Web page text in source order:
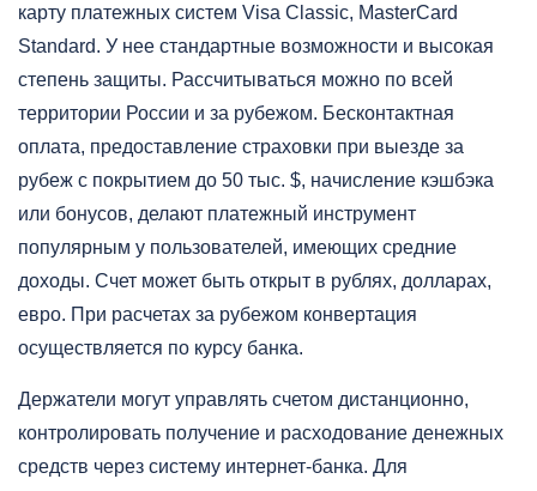
карту платежных систем Visa Classic, MasterCard
Standard. У нее стандартные возможности и высокая
степень защиты. Рассчитываться можно по всей
территории России и за рубежом. Бесконтактная
оплата, предоставление страховки при выезде за
рубеж с покрытием до 50 тыс. $, начисление кэшбэка
или бонусов, делают платежный инструмент
популярным у пользователей, имеющих средние
доходы. Счет может быть открыт в рублях, долларах,
евро. При расчетах за рубежом конвертация
осуществляется по курсу банка.
Держатели могут управлять счетом дистанционно,
контролировать получение и расходование денежных
средств через систему интернет-банка. Для